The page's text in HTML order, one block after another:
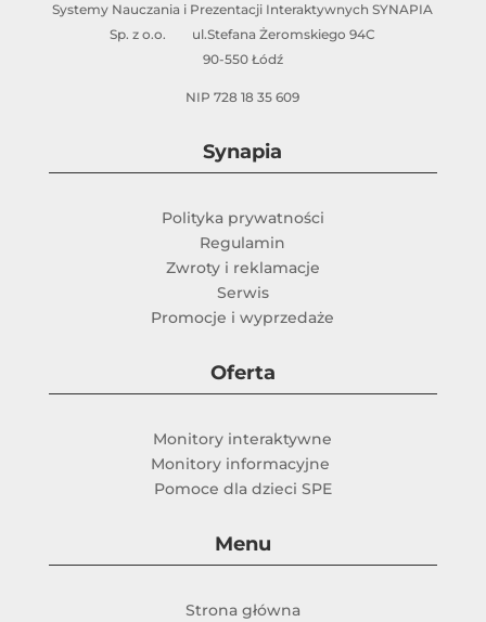
Systemy Nauczania i Prezentacji Interaktywnych SYNAPIA
Sp. z o.o. ul.Stefana Żeromskiego 94C
90-550 Łódź
NIP 728 18 35 609
Synapia
Polityka prywatności
Regulamin
Zwroty i reklamacje
Serwis
Promocje i wyprzedaże
Oferta
Monitory interaktywne
Monitory informacyjne
Pomoce dla dzieci SPE
Menu
Strona główna